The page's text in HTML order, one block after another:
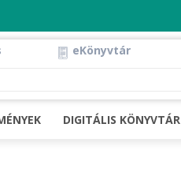
eKönyvtár
DIGITÁLIS KÖNYVTÁR